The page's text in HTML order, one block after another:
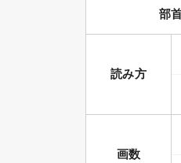
部
読み方
画数